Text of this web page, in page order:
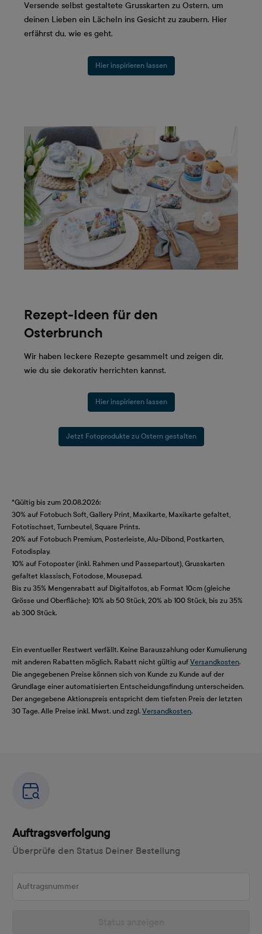
Versende selbst gestaltete Grusskarten zu Ostern, um
deinen Lieben ein Lächeln ins Gesicht zu zaubern. Hier
erfährst du, wie es geht.
Hier inspirieren lassen
Rezept-Ideen für den
Osterbrunch
Wir haben leckere Rezepte gesammelt und zeigen dir,
wie du sie dekorativ herrichten kannst.
Hier inspirieren lassen
Jetzt Fotoprodukte zu Ostern gestalten
*Gültig bis zum 20.08.2026:
30% auf Fotobuch Soft, Gallery Print, Maxikarte, Maxikarte gefaltet,
Fototischset, Turnbeutel, Square Prints.
20% auf Fotobuch Premium, Posterleiste, Alu-Dibond, Postkarten,
Fotodisplay.
10% auf Fotoposter (inkl. Rahmen und Passepartout), Grusskarten
gefaltet klassisch, Fotodose, Mousepad.
Bis zu 35% Mengenrabatt auf Digitalfotos, ab Format 10cm (gleiche
Grösse und Oberfläche): 10% ab 50 Stück, 20% ab 100 Stück, bis zu 35%
ab 300 Stück.
Ein eventueller Restwert verfällt. Keine Barauszahlung oder Kumulierung
mit anderen Rabatten möglich. Rabatt nicht gültig auf Versandkosten.
Die angegebenen Preise können sich von Kunde zu Kunde auf der
Grundlage einer automatisierten Entscheidungsfindung unterscheiden.
Der angegebene Aktionspreis entspricht dem tiefsten Preis der letzten
30 Tage. Alle Preise inkl. Mwst. und zzgl. Versandkosten.
Auftragsverfolgung
Überprüfe den Status Deiner Bestellung